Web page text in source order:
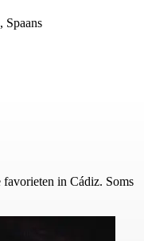
Spaans
favorieten in Cádiz. Soms